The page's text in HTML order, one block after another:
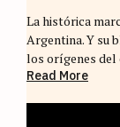
La histórica
Argentina. Y su
los orígenes del
Read More